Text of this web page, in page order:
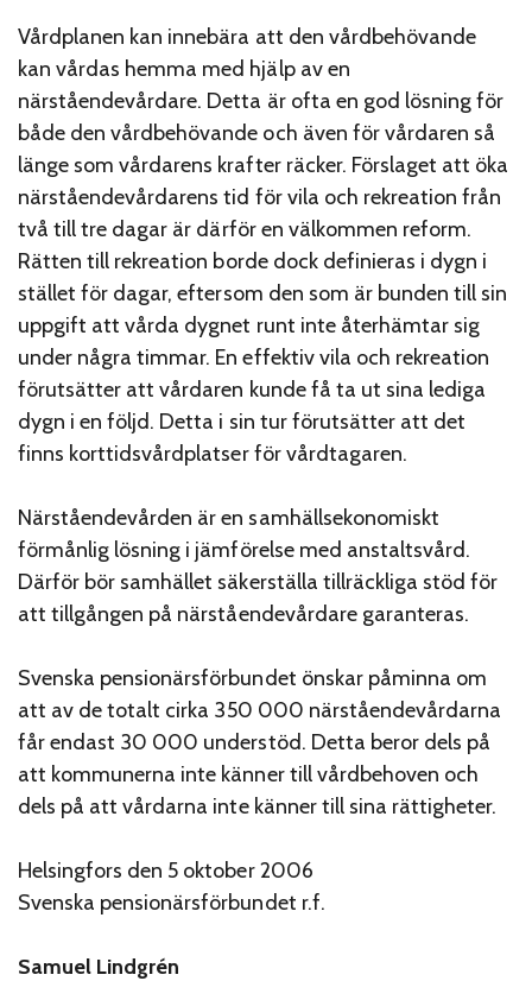
Vårdplanen kan innebära att den vårdbehövande
kan vårdas hemma med hjälp av en
närståendevårdare. Detta är ofta en god lösning för
både den vårdbehövande och även för vårdaren så
länge som vårdarens krafter räcker. Förslaget att öka
närståendevårdarens tid för vila och rekreation från
två till tre dagar är därför en välkommen reform.
Rätten till rekreation borde dock definieras i dygn i
stället för dagar, eftersom den som är bunden till sin
uppgift att vårda dygnet runt inte återhämtar sig
under några timmar. En effektiv vila och rekreation
förutsätter att vårdaren kunde få ta ut sina lediga
dygn i en följd. Detta i sin tur förutsätter att det
finns korttidsvårdplatser för vårdtagaren.
Närståendevården är en samhällsekonomiskt
förmånlig lösning i jämförelse med anstaltsvård.
Därför bör samhället säkerställa tillräckliga stöd för
att tillgången på närståendevårdare garanteras.
Svenska pensionärsförbundet önskar påminna om
att av de totalt cirka 350 000 närståendevårdarna
får endast 30 000 understöd. Detta beror dels på
att kommunerna inte känner till vårdbehoven och
dels på att vårdarna inte känner till sina rättigheter.
Helsingfors den 5 oktober 2006
Svenska pensionärsförbundet r.f.
Samuel Lindgrén